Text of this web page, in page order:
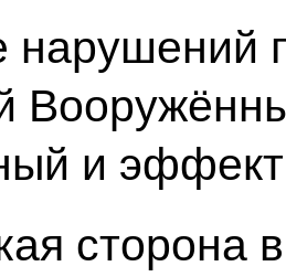
нарушений
и
сторона